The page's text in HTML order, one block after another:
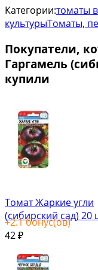
Категории:томаты
культурыТоматы,
Покупатели,
Гаргамель
купили
Томат Жаркие угли
(сибирский сад) 20
+2.1бонус(ов)
42 ₽